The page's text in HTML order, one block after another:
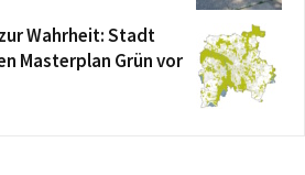
Wahrheit: Stadt
Masterplan Grün vor